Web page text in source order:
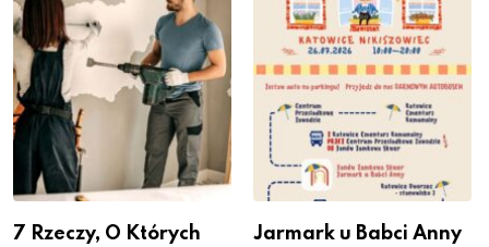
przedsiębiorców
7 Rzeczy, O Których
Jarmark u Babci Anny